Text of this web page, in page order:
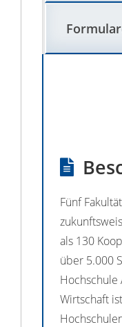
Fünf
als 130
über 5.000
Hochschule
Wirtschaft